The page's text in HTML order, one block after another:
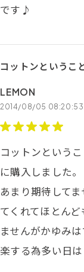
です♪
コットンというこ
LEMON
2014/08/05 08:20:53
コットンという
に購入しました。
あまり期待して
てくれてほとん
ませんがかゆみは
楽する為多い日